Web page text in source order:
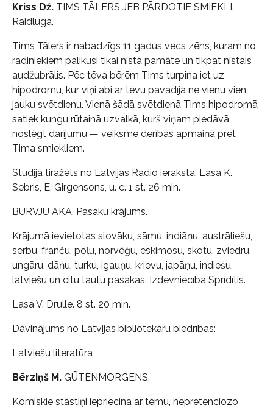
Kriss Dž. TIMS TĀLERS JEB PĀRDOTIE SMIEKLI.
Raidluga.
Tims Tālers ir nabadzīgs 11 gadus vecs zēns, kuram no
radiniekiem palikusi tikai nīstā pamāte un tikpat nīstais
audžubrālis. Pēc tēva bērēm Tims turpina iet uz
hipodromu, kur viņi abi ar tēvu pavadīja ne vienu vien
jauku svētdienu. Vienā šādā svētdienā Tims hipodromā
satiek kungu rūtainā uzvalkā, kurš viņam piedāvā
noslēgt darījumu — veiksme derībās apmaiņā pret
Tima smiekliem.
Studijā tiražēts no Latvijas Radio ieraksta. Lasa K.
Sebris, E. Girgensons, u. c. 1 st. 26 min.
BURVJU AKA. Pasaku krājums.
Krājumā ievietotas slovāku, sāmu, indiāņu, austrāliešu,
serbu, franču, poļu, norvēģu, eskimosu, skotu, zviedru,
ungāru, dāņu, turku, igauņu, krievu, japāņu, indiešu,
latviešu un citu tautu pasakas. Izdevniecība Sprīdītis.
Lasa V. Drulle. 8 st. 20 min.
Dāvinājums no Latvijas bibliotekāru biedrības:
Latviešu literatūra
Bērziņš M. GŪTENMORGENS.
Komiskie stāstiņi iepriecina ar tēmu, nepretenciozo